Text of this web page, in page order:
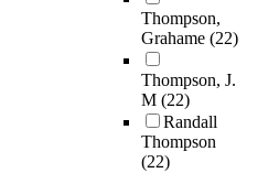
Thompson,
Grahame (22)
Thompson, J.
M (22)
Randall
Thompson
(22)